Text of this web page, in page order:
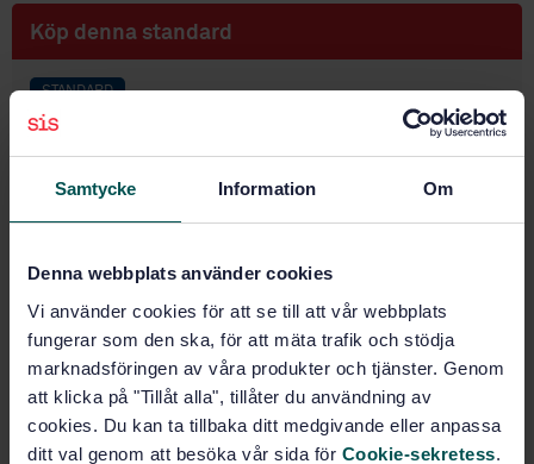
Samtycke Information Om
Denna webbplats använder cookies
Vi använder cookies för att se till att vår webbplats
fungerar som den ska, för att mäta trafik och stödja
marknadsföringen av våra produkter och tjänster. Genom
att klicka på "Tillåt alla", tillåter du användning av
cookies. Du kan ta tillbaka ditt medgivande eller anpassa
ditt val genom att besöka vår sida för Cookie-sekretess.
Köp denna standard
STANDARD
SVENSK STANDARD
Vägfordon - Vändskivor - Utbytbarhet
PDF
Fler alternativ